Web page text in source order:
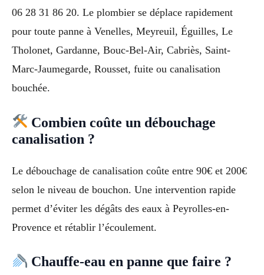
06 28 31 86 20. Le plombier se déplace rapidement
pour toute panne à Venelles, Meyreuil, Éguilles, Le
Tholonet, Gardanne, Bouc-Bel-Air, Cabriès, Saint-
Marc-Jaumegarde, Rousset, fuite ou canalisation
bouchée.
Combien coûte un débouchage
canalisation ?
Le débouchage de canalisation coûte entre 90€ et 200€
selon le niveau de bouchon. Une intervention rapide
permet d’éviter les dégâts des eaux à Peyrolles-en-
Provence et rétablir l’écoulement.
Chauffe-eau en panne que faire ?